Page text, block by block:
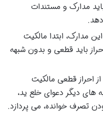
مدارک و مستندات
دهد.
مدارک، ابتدا مالکیت
باید قطعی و بدون شبهه
احراز قطعی مالکیت
های دیگر دعوای خلع ید،
تصرف خوانده، می پردازد.